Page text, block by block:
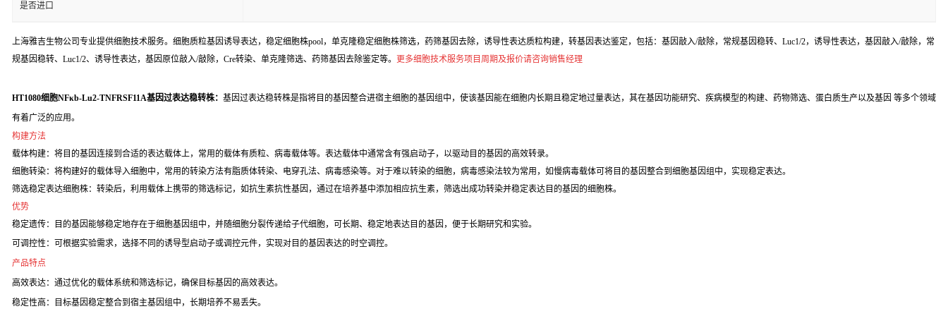
是否进口
上海雅吉生物公司专业提供细胞技术服务。细胞质粒基因诱导表达，稳定细胞株pool，单克隆稳定细胞株筛选，药筛基因去除，诱导性表达质粒构建，转基因表达鉴定，包括：基因敲入/敲除，常规基因稳转、Luc1/2，诱导性表达，基因敲入/敲除，常
规基因稳转、Luc1/2、诱导性表达，基因原位敲入/敲除，Cre转染、单克隆筛选、药筛基因去除鉴定等。 更多细胞技术服务项目周期及报价请咨询销售经理
HT1080细胞NFκb-Lu2-TNFRSF11A基因过表达稳转株： 基因过表达稳转株是指将目的基因整合进宿主细胞的基因组中，使该基因能在细胞内长期且稳定地过量表达，其在基因功能研究、疾病模型的构建、药物筛选、蛋白质生产以及基因 等多个领域
有着广泛的应用。
构建方法
载体构建：将目的基因连接到合适的表达载体上，常用的载体有质粒、病毒载体等。表达载体中通常含有强启动子，以驱动目的基因的高效转录。
细胞转染：将构建好的载体导入细胞中，常用的转染方法有脂质体转染、电穿孔法、病毒感染等。对于难以转染的细胞，病毒感染法较为常用，如慢病毒载体可将目的基因整合到细胞基因组中，实现稳定表达。
筛选稳定表达细胞株：转染后，利用载体上携带的筛选标记，如抗生素抗性基因，通过在培养基中添加相应抗生素，筛选出成功转染并稳定表达目的基因的细胞株。
优势
稳定遗传：目的基因能够稳定地存在于细胞基因组中，并随细胞分裂传递给子代细胞，可长期、稳定地表达目的基因，便于长期研究和实验。
可调控性：可根据实验需求，选择不同的诱导型启动子或调控元件，实现对目的基因表达的时空调控。
产品特点
高效表达：通过优化的载体系统和筛选标记，确保目标基因的高效表达。
稳定性高：目标基因稳定整合到宿主基因组中，长期培养不易丢失。